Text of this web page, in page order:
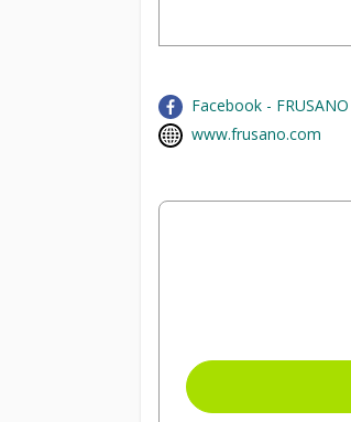
Facebook - FRUSANO
www.frusano.com